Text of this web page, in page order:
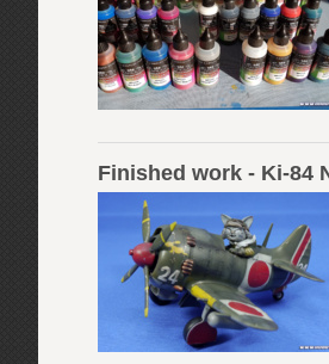
Finished work - Ki-84